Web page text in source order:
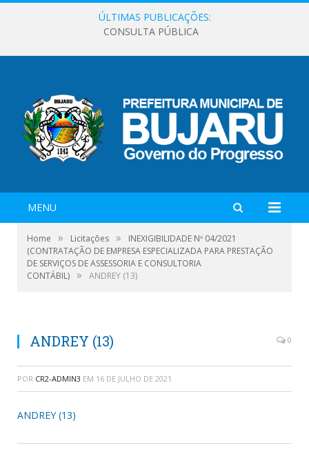
ÚLTIMAS PUBLICAÇÕES:
CONSULTA PÚBLICA
MENU
Home » Licitações »
INEXIGIBILIDADE Nº 04/2021
(CONTRATAÇÃO DE EMPRESA ESPECIALIZADA PARA PRESTAÇÃO
DE SERVIÇOS DE ASSESSORIA E CONSULTORIA
CONTÁBIL) » ANDREY (13)
ANDREY (13) 0
POR CR2-ADMIN3 EM 16 DE JULHO DE 2021
ANDREY (13)